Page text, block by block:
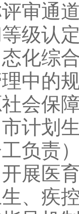
审通
级认
化综
中的
会保
计划
负责
医育
、疾